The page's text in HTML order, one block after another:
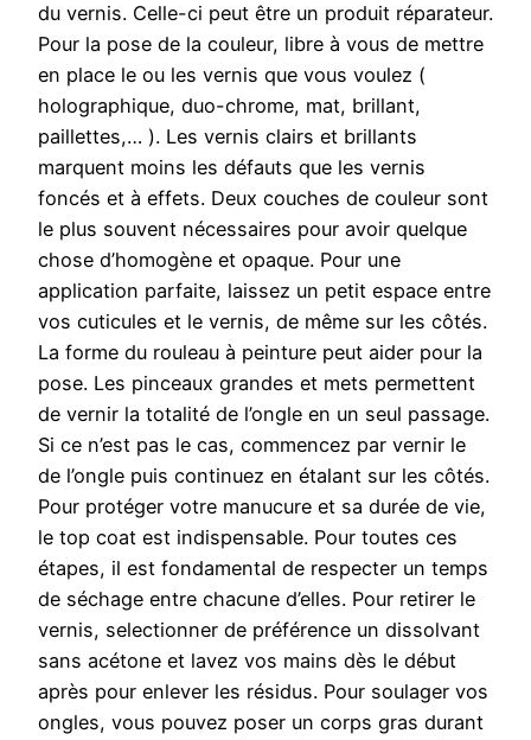
du vernis. Celle-ci peut être un produit réparateur.
Pour la pose de la couleur, libre à vous de mettre
en place le ou les vernis que vous voulez (
holographique, duo-chrome, mat, brillant,
paillettes,… ). Les vernis clairs et brillants
marquent moins les défauts que les vernis
foncés et à effets. Deux couches de couleur sont
le plus souvent nécessaires pour avoir quelque
chose d’homogène et opaque. Pour une
application parfaite, laissez un petit espace entre
vos cuticules et le vernis, de même sur les côtés.
La forme du rouleau à peinture peut aider pour la
pose. Les pinceaux grandes et mets permettent
de vernir la totalité de l’ongle en un seul passage.
Si ce n’est pas le cas, commencez par vernir le
de l’ongle puis continuez en étalant sur les côtés.
Pour protéger votre manucure et sa durée de vie,
le top coat est indispensable. Pour toutes ces
étapes, il est fondamental de respecter un temps
de séchage entre chacune d’elles. Pour retirer le
vernis, selectionner de préférence un dissolvant
sans acétone et lavez vos mains dès le début
après pour enlever les résidus. Pour soulager vos
ongles, vous pouvez poser un corps gras durant